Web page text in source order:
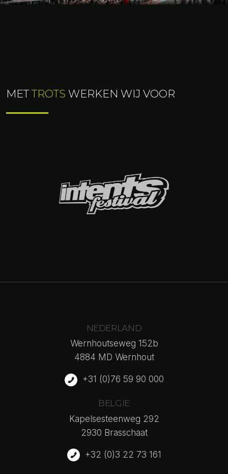
METTROTS WERKEN WIJ VOOR
NEDERLAND
Wernhoutseweg 152b
4884 MD Wernhout
+31 (0)76 59 90 000
BELGIE
Kapelsesteenweg 292
2930 Brasschaat
+32 (0)3 22 73 161